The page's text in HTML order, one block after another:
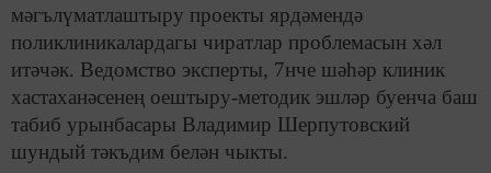
мәгълүматлаштыру проекты ярдәмендә
поликлиникалардагы чиратлар проблемасын хәл
итәчәк. Ведомство эксперты, 7нче шәһәр клиник
хастаханәсенең оештыру-методик эшләр буенча баш
табиб урынбасары Владимир Шерпутовский
шундый тәкъдим белән чыкты.